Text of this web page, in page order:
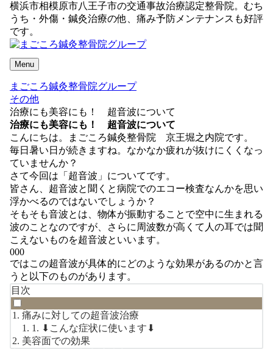
横浜市相模原市八王子市の交通事故治療認定整骨院。むち
うち・外傷・鍼灸治療の他、痛み予防メンテナンスも好評
です。
Menu
まごころ鍼灸整骨院グループ
その他
治療にも美容にも！ 超音波について
治療にも美容にも！ 超音波について
こんにちは。まごころ鍼灸整骨院 京王堀之内院です。
毎日暑い日が続きますね。なかなか疲れが抜けにくくなっ
ていませんか？
さて今回は「超音波」についてです。
皆さん、超音波と聞くと病院でのエコー検査なんかを思い
浮かべるのではないでしょうか？
そもそも音波とは、物体が振動することで空中に生まれる
波のことなのですが、さらに周波数が高くて人の耳では聞
こえないものを超音波といいます。
000
ではこの超音波が具体的にどのような効果があるのかと言
うと以下のものがあります。
目次
痛みに対しての超音波治療
⬇︎こんな症状に使います⬇︎
美容面での効果